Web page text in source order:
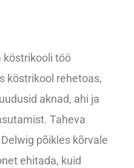
köstrikooli töö
köstrikool rehetoas,
aknad, ahi ja
Taheva
põikles kõrvale
ehitada, kuid